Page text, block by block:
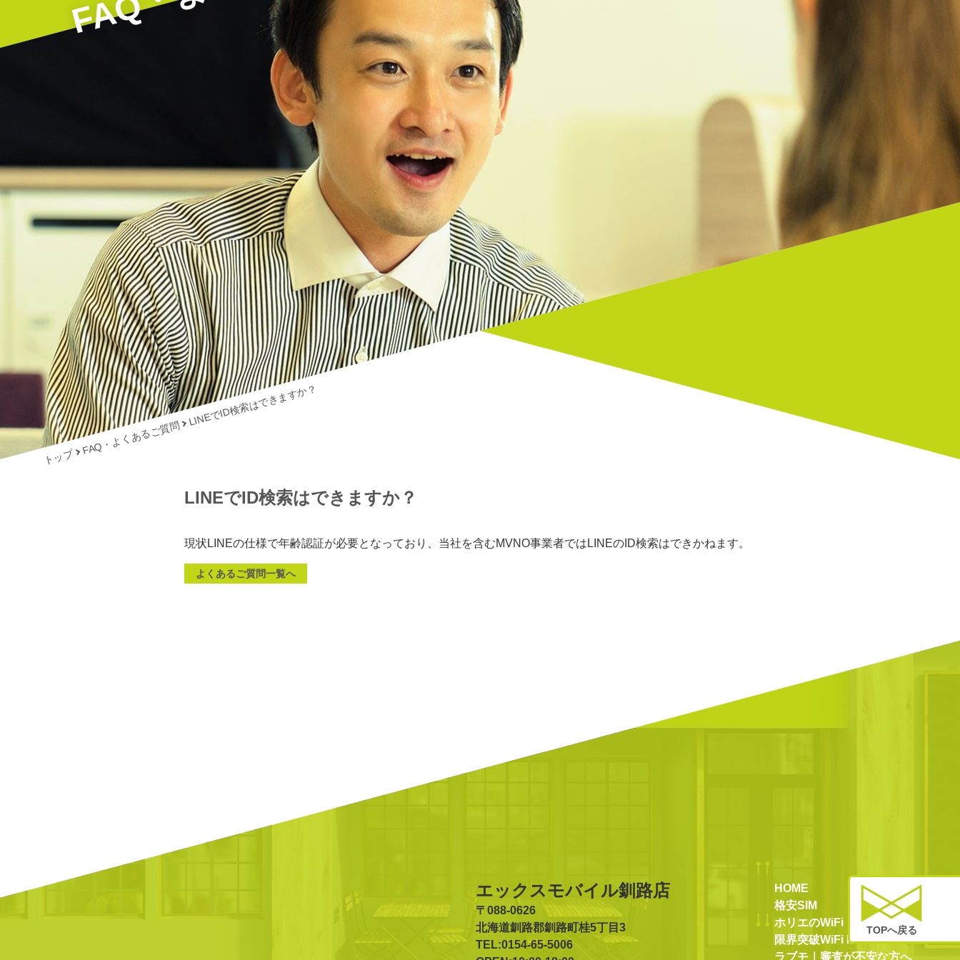
トップ
FAQ・よくあるご質問
LINEでID検索はできますか？
LINEでID検索はできますか？
現状LINEの仕様で年齢認証が必要となっており、当社を含むMVNO事業者ではLINEのID検索はできかねます。
よくあるご質問一覧へ
エックスモバイル釧路店
〒088-0626
北海道釧路郡釧路町桂5丁目3
TEL:0154-65-5006
HOME
格安SIM
ホリエのWiFi
限界突破WiFiⅡ
ラブモ｜審査が不安な方へ
TOPへ戻る